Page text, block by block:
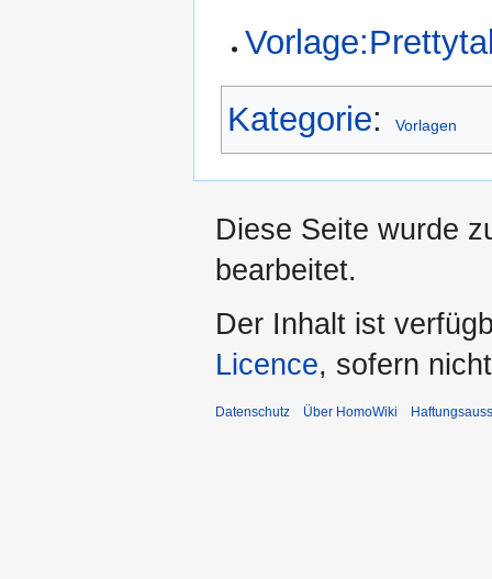
Kategorie: Vorlagen
Diese Seite wurde
bearbeitet.
Der Inhalt ist
Licence, sofern
Datenschutz Über HomoWiki